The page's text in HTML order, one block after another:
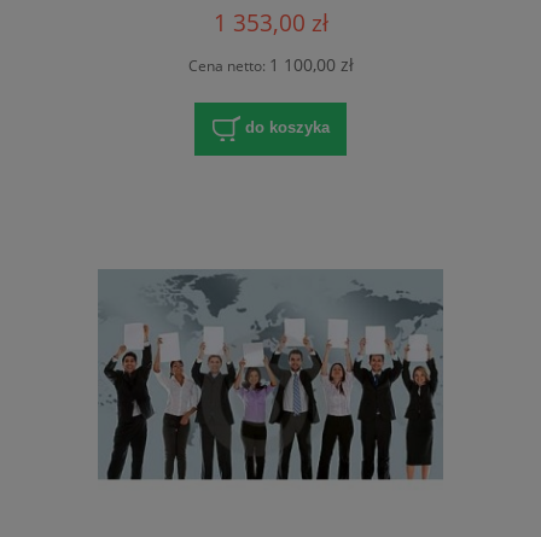
1 353,00 zł
Cena netto: 1 100,00 zł
do koszyka